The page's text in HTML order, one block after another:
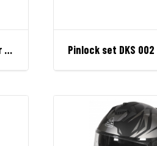
Pinlock set DKS 002 helder 70 perf